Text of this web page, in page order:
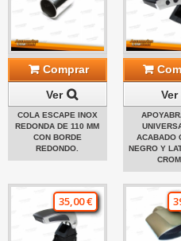
Comprar
Ver
COLA ESCAPE INOX
REDONDA DE 110 MM
CON BORDE
REDONDO.
Ver
ACABADO
NEGRO Y
35,00 €